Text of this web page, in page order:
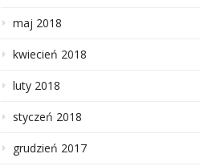
maj 2018
kwiecień 2018
luty 2018
styczeń 2018
grudzień 2017